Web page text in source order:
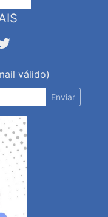
válido)
Enviar